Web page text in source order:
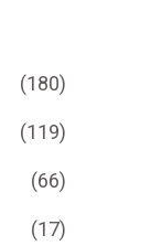
(180)
(119)
(66)
(17)